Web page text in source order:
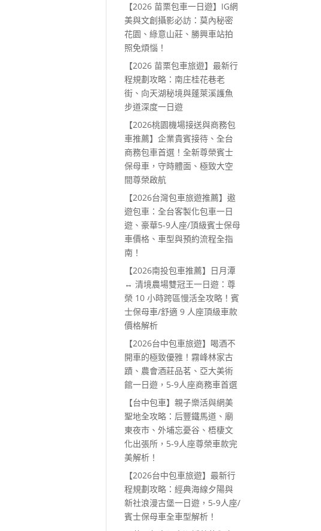
【2026 苗栗包車一日遊】IG網
美與文創攝影必訪：莫內秘密
花園、綠意山莊、勝興車站拍
照免煩惱！
【2026 苗栗包車旅遊】最新行
程規劃攻略：南庄桂花巷老
街、向天湖秘境與蓬萊溪護魚
步道深度一日遊
【2026桃園機場接送與商務包
車推薦】企業貴賓接待、全台
商務包車首選！全新尊榮賓士
保母車，守時體面、極致大空
間尊榮啟航
【2026台灣包車旅遊推薦】遨
遊包車：全台客製化包車一日
遊、豪華5-9人座/頂級賓士保母
車價格、車型與預約流程全指
南！
【2026南投包車推薦】日月潭
↔ 清境農場雙冠王一日遊：尊
榮 10 小時跨區慢活全攻略！賓
士保母車/舒適 9 人座頂級車款
價格解析
【2026台中包車旅遊】喝酒不
開車的極致優雅！霧峰林家古
蹟、農會酒莊品茗、亞大美術
館一日遊，5-9人座商務車首選
【台中包車】親子樂活與網美
聖地全攻略：后豐鐵馬道、廟
東夜市、外埔忘憂谷、梧棲文
化出張所，5-9人座尊榮車款完
美解析！
【2026台中包車旅遊】最新行
程規劃攻略：經典海線夕陽與
新社浪漫古堡一日遊，5-9人座/
賓士保母車全車型解析！